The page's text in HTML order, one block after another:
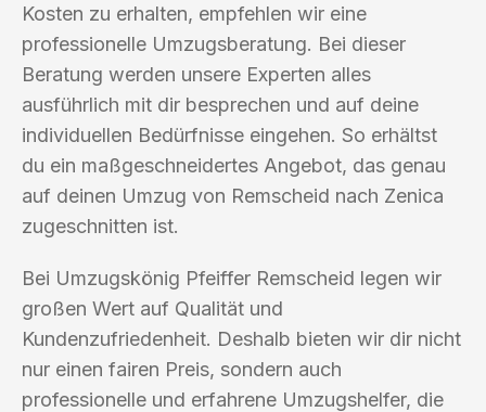
Kosten zu erhalten, empfehlen wir eine
professionelle Umzugsberatung. Bei dieser
Beratung werden unsere Experten alles
ausführlich mit dir besprechen und auf deine
individuellen Bedürfnisse eingehen. So erhältst
du ein maßgeschneidertes Angebot, das genau
auf deinen Umzug von Remscheid nach Zenica
zugeschnitten ist.
Bei Umzugskönig Pfeiffer Remscheid legen wir
großen Wert auf Qualität und
Kundenzufriedenheit. Deshalb bieten wir dir nicht
nur einen fairen Preis, sondern auch
professionelle und erfahrene Umzugshelfer, die